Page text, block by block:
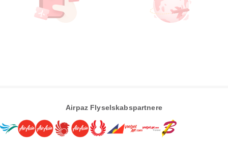
Airpaz Flyselskabspartnere